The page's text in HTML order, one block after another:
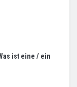
ist eine / ein